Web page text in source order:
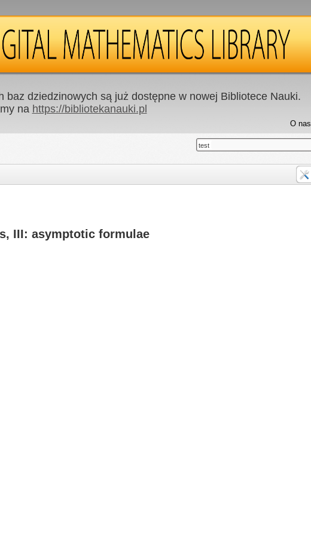
baz dziedzinowych są już dostępne w nowej Bibliotece Nauki.
na https://bibliotekanauki.pl
O nas
test
III: asymptotic formulae